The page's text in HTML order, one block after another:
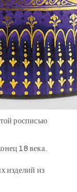
росписью
18 века.
изделий из